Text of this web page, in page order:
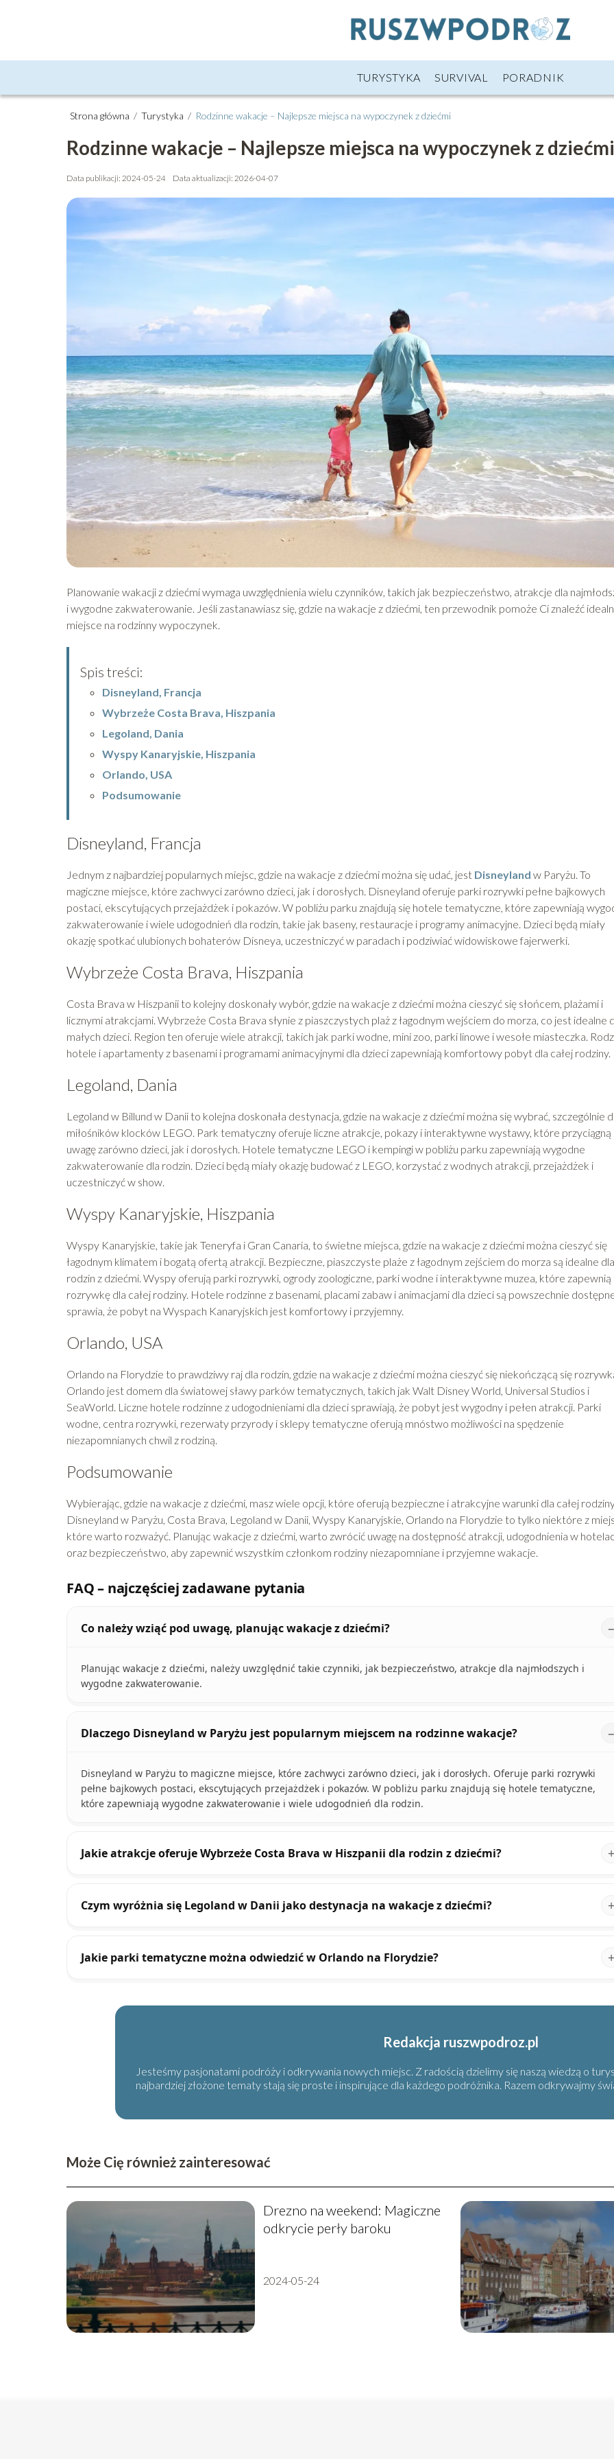
TURYSTYKA SURVIVAL PORADNIK
Strona główna / Turystyka / Rodzinne wakacje – Najlepsze miejsca na wypoczynek z dziećmi
Rodzinne wakacje – Najlepsze miejsca na wypoczynek z dziećmi
Data publikacji: 2024-05-24 Data aktualizacji: 2026-04-07
Planowanie wakacji z dziećmi wymaga uwzględnienia wielu czynników, takich jak bezpieczeństwo, atrakcje dla
i wygodne zakwaterowanie. Jeśli zastanawiasz się, gdzie na wakacje z dziećmi, ten przewodnik pomoże Ci znaleźć
miejsce na rodzinny wypoczynek.
Spis treści:
Disneyland, Francja
Wybrzeże Costa Brava, Hiszpania
Legoland, Dania
Wyspy Kanaryjskie, Hiszpania
Orlando, USA
Podsumowanie
Disneyland, Francja
Jednym z najbardziej popularnych miejsc, gdzie na wakacje z dziećmi można się udać, jest Disneyland w Paryżu. To
magiczne miejsce, które zachwyci zarówno dzieci, jak i dorosłych. Disneyland oferuje parki rozrywki pełne bajkowych
postaci, ekscytujących przejażdżek i pokazów. W pobliżu parku znajdują się hotele tematyczne, które zapewniają
zakwaterowanie i wiele udogodnień dla rodzin, takie jak baseny, restauracje i programy animacyjne. Dzieci będą miały
okazję spotkać ulubionych bohaterów Disneya, uczestniczyć w paradach i podziwiać widowiskowe fajerwerki.
Wybrzeże Costa Brava, Hiszpania
Costa Brava w Hiszpanii to kolejny doskonały wybór, gdzie na wakacje z dziećmi można cieszyć się słońcem, plażami i
licznymi atrakcjami. Wybrzeże Costa Brava słynie z piaszczystych plaż z łagodnym wejściem do morza, co jest idealne
małych dzieci. Region ten oferuje wiele atrakcji, takich jak parki wodne, mini zoo, parki linowe i wesołe miasteczka.
hotele i apartamenty z basenami i programami animacyjnymi dla dzieci zapewniają komfortowy pobyt dla całej rodziny.
Legoland, Dania
Legoland w Billund w Danii to kolejna doskonała destynacja, gdzie na wakacje z dziećmi można się wybrać, szczególnie
miłośników klocków LEGO. Park tematyczny oferuje liczne atrakcje, pokazy i interaktywne wystawy, które przyciągną
uwagę zarówno dzieci, jak i dorosłych. Hotele tematyczne LEGO i kempingi w pobliżu parku zapewniają wygodne
zakwaterowanie dla rodzin. Dzieci będą miały okazję budować z LEGO, korzystać z wodnych atrakcji, przejażdżek i
uczestniczyć w show.
Wyspy Kanaryjskie, Hiszpania
Wyspy Kanaryjskie, takie jak Teneryfa i Gran Canaria, to świetne miejsca, gdzie na wakacje z dziećmi można cieszyć się
łagodnym klimatem i bogatą ofertą atrakcji. Bezpieczne, piaszczyste plaże z łagodnym zejściem do morza są idealne dla
rodzin z dziećmi. Wyspy oferują parki rozrywki, ogrody zoologiczne, parki wodne i interaktywne muzea, które zapewnią
rozrywkę dla całej rodziny. Hotele rodzinne z basenami, placami zabaw i animacjami dla dzieci są powszechnie
sprawia, że pobyt na Wyspach Kanaryjskich jest komfortowy i przyjemny.
Orlando, USA
Orlando na Florydzie to prawdziwy raj dla rodzin, gdzie na wakacje z dziećmi można cieszyć się niekończącą się
Orlando jest domem dla światowej sławy parków tematycznych, takich jak Walt Disney World, Universal Studios i
SeaWorld. Liczne hotele rodzinne z udogodnieniami dla dzieci sprawiają, że pobyt jest wygodny i pełen atrakcji. Parki
wodne, centra rozrywki, rezerwaty przyrody i sklepy tematyczne oferują mnóstwo możliwości na spędzenie
niezapomnianych chwil z rodziną.
Podsumowanie
Wybierając, gdzie na wakacje z dziećmi, masz wiele opcji, które oferują bezpieczne i atrakcyjne warunki dla całej
Disneyland w Paryżu, Costa Brava, Legoland w Danii, Wyspy Kanaryjskie, Orlando na Florydzie to tylko niektóre z
które warto rozważyć. Planując wakacje z dziećmi, warto zwrócić uwagę na dostępność atrakcji, udogodnienia w
oraz bezpieczeństwo, aby zapewnić wszystkim członkom rodziny niezapomniane i przyjemne wakacje.
FAQ – najczęściej zadawane pytania
Co należy wziąć pod uwagę, planując wakacje z dziećmi?
Planując wakacje z dziećmi, należy uwzględnić takie czynniki, jak bezpieczeństwo, atrakcje dla najmłodszych i
wygodne zakwaterowanie.
Dlaczego Disneyland w Paryżu jest popularnym miejscem na rodzinne wakacje?
Disneyland w Paryżu to magiczne miejsce, które zachwyci zarówno dzieci, jak i dorosłych. Oferuje parki rozrywki
pełne bajkowych postaci, ekscytujących przejażdżek i pokazów. W pobliżu parku znajdują się hotele tematyczne,
które zapewniają wygodne zakwaterowanie i wiele udogodnień dla rodzin.
Jakie atrakcje oferuje Wybrzeże Costa Brava w Hiszpanii dla rodzin z dziećmi?
Czym wyróżnia się Legoland w Danii jako destynacja na wakacje z dziećmi?
Jakie parki tematyczne można odwiedzić w Orlando na Florydzie?
Redakcja ruszwpodroz.pl
Jesteśmy pasjonatami podróży i odkrywania nowych miejsc. Z radością dzielimy się naszą wiedzą o
najbardziej złożone tematy stają się proste i inspirujące dla każdego podróżnika. Razem odkrywajmy
Może Cię również zainteresować
Drezno na weekend: Magiczne
odkrycie perły baroku
2024-05-24